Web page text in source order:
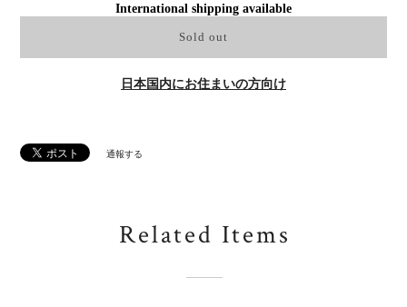
International shipping available
Sold out
日本国内にお住まいの方向け
通報する
Related Items